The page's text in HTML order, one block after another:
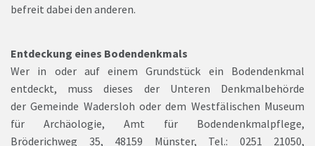
befreit dabei den anderen.
Entdeckung eines Bodendenkmals
Wer in oder auf einem Grundstück ein Bodendenkmal
entdeckt, muss dieses der Unteren Denkmalbehörde
der Gemeinde Wadersloh oder dem Westfälischen Museum
für Archäologie, Amt für Bodendenkmalpflege,
Bröderichweg 35, 48159 Münster, Tel.: 0251 21050,